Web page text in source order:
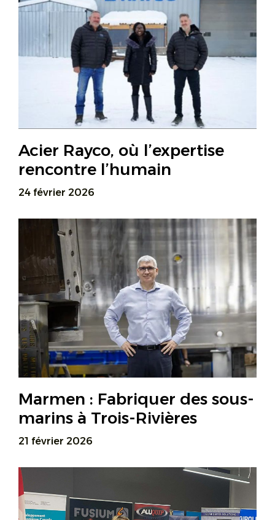
Acier Rayco, où l’expertise
rencontre l’humain
24 février 2026
Marmen : Fabriquer des sous-
marins à Trois-Rivières
21 février 2026